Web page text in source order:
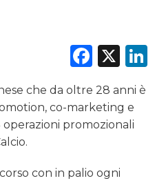
X
che da oltre 28 anni è
co-marketing e
promozionali
con in palio ogni